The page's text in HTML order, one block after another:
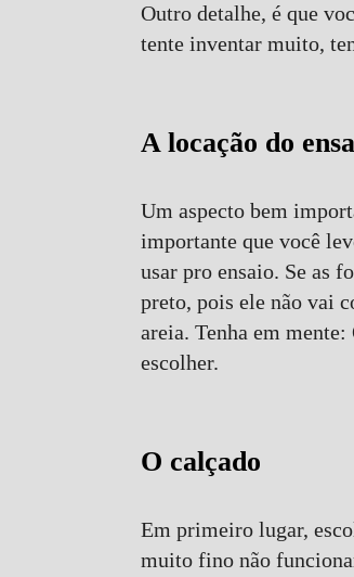
Outro detalhe, é que
tente inventar muito,
A locação do
Um aspecto bem
importante que você
usar pro ensaio. Se as
preto, pois ele não vai
areia. Tenha em
escolher.
O calçado
Em primeiro lugar,
muito fino não